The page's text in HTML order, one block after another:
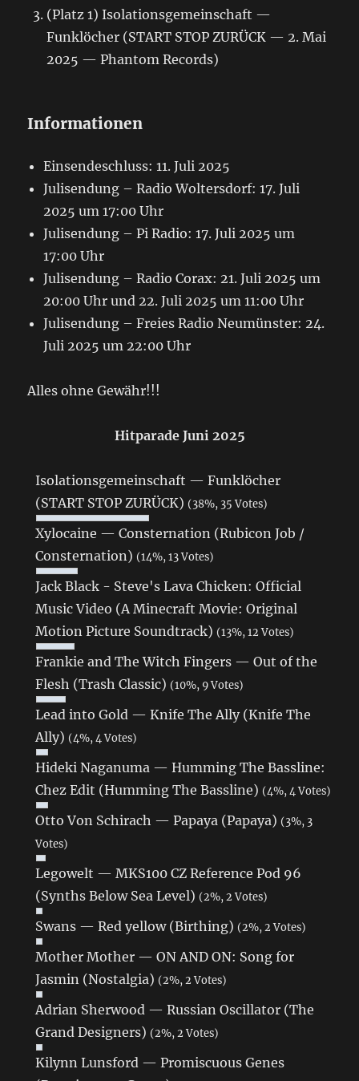
(Platz 1) Isolationsgemeinschaft —
Funklöcher (START STOP ZURÜCK — 2. Mai
2025 — Phantom Records)
Informationen
Einsendeschluss: 11. Juli 2025
Julisendung – Radio Woltersdorf: 17. Juli
2025 um 17:00 Uhr
Julisendung – Pi Radio: 17. Juli 2025 um
17:00 Uhr
Julisendung – Radio Corax: 21. Juli 2025 um
20:00 Uhr und 22. Juli 2025 um 11:00 Uhr
Julisendung – Freies Radio Neumünster: 24.
Juli 2025 um 22:00 Uhr
Alles ohne Gewähr!!!
Hitparade Juni 2025
Isolationsgemeinschaft — Funklöcher
(START STOP ZURÜCK) (38%, 35 Votes)
Xylocaine — Consternation (Rubicon Job /
Consternation) (14%, 13 Votes)
Jack Black - Steve's Lava Chicken: Official
Music Video (A Minecraft Movie: Original
Motion Picture Soundtrack) (13%, 12 Votes)
Frankie and The Witch Fingers — Out of the
Flesh (Trash Classic) (10%, 9 Votes)
Lead into Gold — Knife The Ally (Knife The
Ally) (4%, 4 Votes)
Hideki Naganuma — Humming The Bassline:
Chez Edit (Humming The Bassline) (4%, 4 Votes)
Otto Von Schirach — Papaya (Papaya) (3%, 3
Votes)
Legowelt — MKS100 CZ Reference Pod 96
(Synths Below Sea Level) (2%, 2 Votes)
Swans — Red yellow (Birthing) (2%, 2 Votes)
Mother Mother — ON AND ON: Song for
Jasmin (Nostalgia) (2%, 2 Votes)
Adrian Sherwood — Russian Oscillator (The
Grand Designers) (2%, 2 Votes)
Kilynn Lunsford — Promiscuous Genes